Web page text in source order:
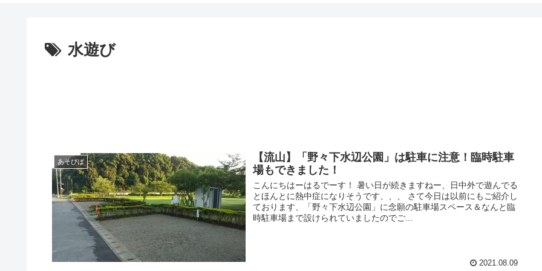
水遊び
あそびば
【流山】「野々下水辺公園」は駐車に注意！臨時駐車
場もできました！
こんにちはーはるでーす！ 暑い日が続きますねー、日中外で遊んでる
とほんとに熱中症になりそうです、、、 さて今日は以前にもご紹介し
ております、「野々下水辺公園」に念願の駐車場スペース＆なんと臨
時駐車場まで設けられていましたのでご...
2021.08.09